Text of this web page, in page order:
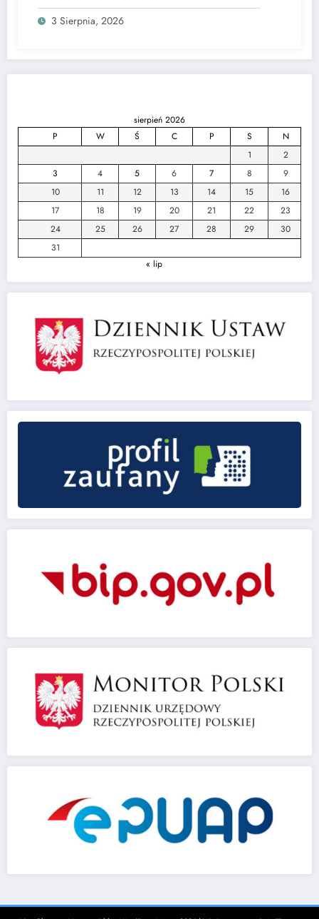
3 Sierpnia, 2026
sierpień 2026
P
W Ś C P S
N
1
2
3
4 5 6 7 8
9
10
11 12 13 14 15
16
17
18 19 20 21 22
23
24
25 26 27 28 29
30
31
« lip